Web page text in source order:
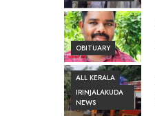
OBITUARY
ALL KERALA
IRINJALAKUDA
NEWS